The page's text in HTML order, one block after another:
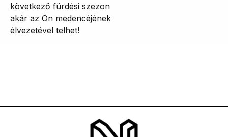
következő fürdési szezon
akár az Ön medencéjének
élvezetével telhet!